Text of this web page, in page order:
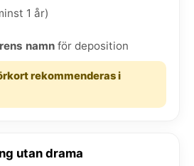
1 år)
namn för deposition
rekommenderas i
utan drama